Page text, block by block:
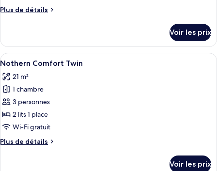
chambre :
Premium,
sauna
Plus de détails
Plus
le
type
de
Mystique
Deluxe
Premium,
sauna
Voir les prix
Afficher
toutes
les
photos
pour
ce
type
chambre :
Une chambre à coucher avec un lit,
9
Nothern Comfort Twin
21 m²
1 chambre
3 personnes
2 lits 1 place
Wi-Fi gratuit
Plus de détails
Plus
Voir les prix